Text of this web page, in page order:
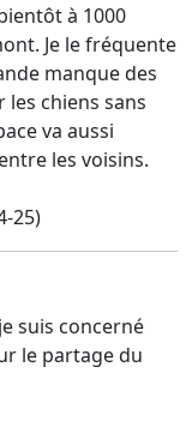
à 1000
Je le fréquente
manque des
les chiens sans
va aussi
les voisins.
25)
suis concerné
le partage du